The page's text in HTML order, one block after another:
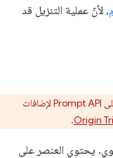
عملية التنزيل قد
تنطبق المَعلمات الواردة في هذا القسم حصريًا على Prompt API لإضافات
.
العنصر على